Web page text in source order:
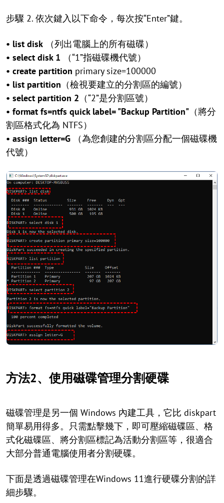
步驟 2. 依次鍵入以下命令，每次按“Enter”鍵。
• list disk （列出電腦上的所有磁碟）
• select disk 1
（“1”指磁碟機代號）
• create partition primary size=100000
• list partition （檢視要建立的分割區的編號）
• select partition 2 （“2”是分割區號）
• format fs=ntfs quick label= "Backup Partition" （將分
割區格式化為 NTFS）
• assign letter=G （為您創建的分割區分配一個磁碟機
代號）
方法2、使用磁碟管理分割硬碟
磁碟管理是另一個 Windows 內建工具，它比 diskpart
簡單易用得多。只需點擊幾下，即可壓縮磁碟區、格
式化磁碟區、將分割區標記為活動分割區等，很適合
大部分普通電腦使用者分割硬碟。
下面是透過磁碟管理在Windows 11進行硬碟分割的詳
細步驟。